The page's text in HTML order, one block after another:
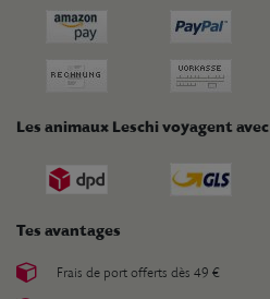
Les animaux Leschi voyagent avec
Tes avantages
Frais de port offerts dès 49 €